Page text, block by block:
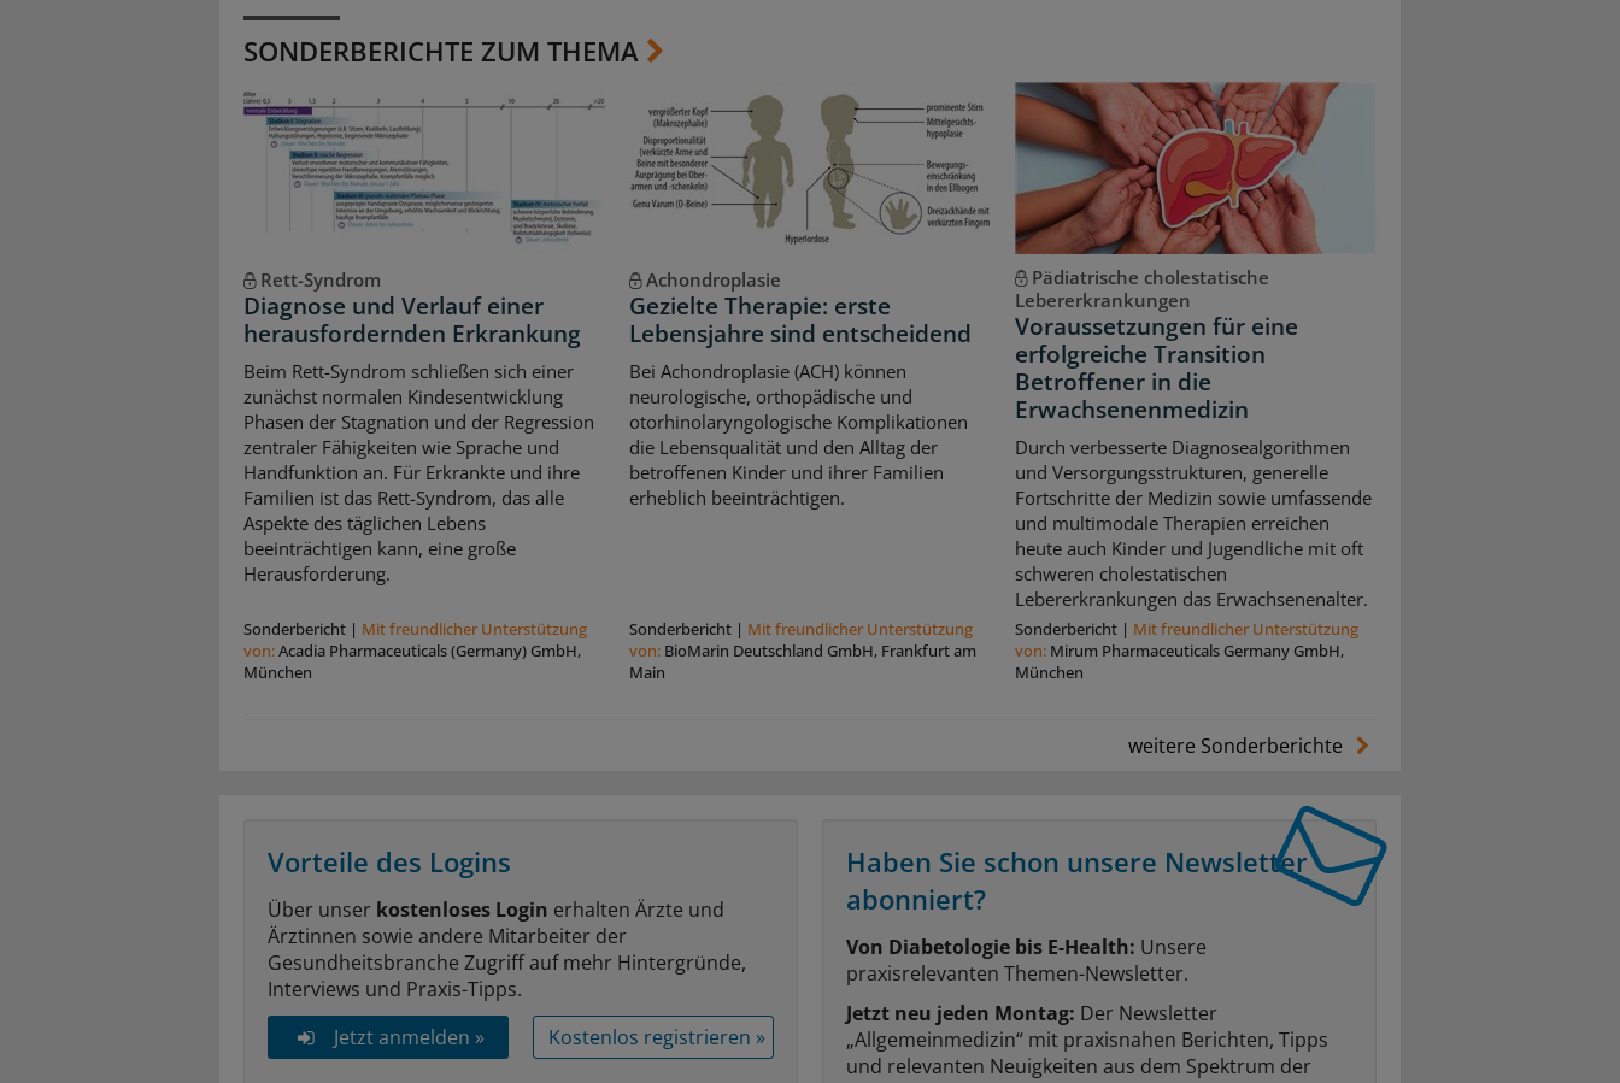
SONDERBERICHTE ZUM THEMA
Rett-Syndrom
Diagnose und Verlauf einer
herausfordernden Erkrankung
Beim Rett-Syndrom schließen sich einer
zunächst normalen Kindesentwicklung
Phasen der Stagnation und der Regression
zentraler Fähigkeiten wie Sprache und
Handfunktion an. Für Erkrankte und ihre
Familien ist das Rett-Syndrom, das alle
Aspekte des täglichen Lebens
beeinträchtigen kann, eine große
Herausforderung.
Sonderbericht | Mit freundlicher Unterstützung
von:Acadia Pharmaceuticals (Germany) GmbH,
München
Achondroplasie
Gezielte Therapie: erste
Lebensjahre sind entscheidend
Bei Achondroplasie (ACH) können
neurologische, orthopädische und
otorhinolaryngologische Komplikationen
die Lebensqualität und den Alltag der
betroffenen Kinder und ihrer Familien
erheblich beeinträchtigen.
Sonderbericht| Mit freundlicher Unterstützung
von: BioMarin Deutschland GmbH, Frankfurt am
Main
Pädiatrische cholestatische
Lebererkrankungen
Voraussetzungen für eine
erfolgreiche Transition
Betroffener in die
Erwachsenenmedizin
Durch verbesserte Diagnosealgorithmen
und Versorgungsstrukturen, generelle
Fortschritte der Medizin sowie umfassende
und multimodale Therapien erreichen
heute auch Kinder und Jugendliche mit oft
schweren cholestatischen
Lebererkrankungen das Erwachsenenalter.
Sonderbericht| Mit freundlicher Unterstützung
von: Mirum Pharmaceuticals Germany GmbH,
München
weitere Sonderberichte
Vorteile des Logins
Über unser kostenloses Login erhalten Ärzte und
Ärztinnen sowie andere Mitarbeiter der
Gesundheitsbranche Zugriff auf mehr Hintergründe,
Interviews und Praxis-Tipps.
Jetzt anmelden »
Kostenlos registrieren »
Haben Sie schon unsere Newsletter
abonniert?
Von Diabetologie bis E-Health: Unsere
praxisrelevanten Themen-Newsletter.
Jetzt neu jeden Montag: Der Newsletter
„Allgemeinmedizin“ mit praxisnahen Berichten, Tipps
und relevanten Neuigkeiten aus dem Spektrum der